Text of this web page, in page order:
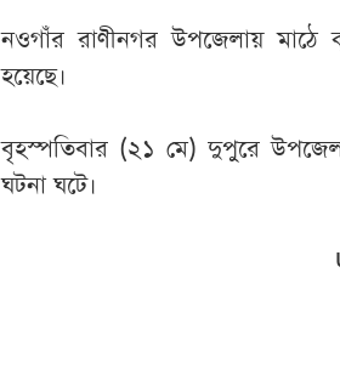
নওগাঁর রাণীনগর উপজেলায়
হয়েছে।
বৃহস্পতিবার (২১ মে) দুপুরে
ঘটনা ঘটে।